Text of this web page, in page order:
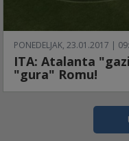
PONEDELJAK, 23.01.2017 |
ITA: Atalanta
"gura" Romu!